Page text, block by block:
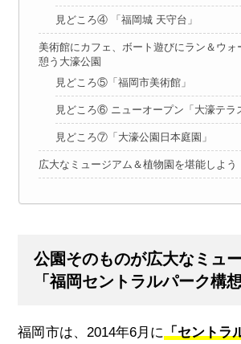
見どころ④ 「福岡城 天守台」
美術館にカフェ、ボート遊びにラン＆ウォ
憩う大濠公園
見どころ⑤「福岡市美術館」
見どころ⑥ ニューオープン「大濠テラ
見どころ⑦「大濠公園日本庭園」
広大なミュージアム＆植物園を堪能しよう
公園そのものが広大なミュ
「福岡セントラルパーク構
福岡市は、2014年6月に
「セントラ